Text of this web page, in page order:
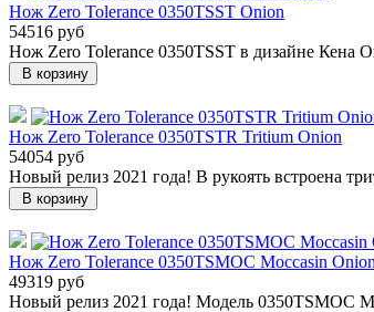
Нож Zero Tolerance 0350TSST Onion
54516 руб
Нож Zero Tolerance 0350TSST в дизайне Кена
В корзину
Нож Zero Tolerance 0350TSTR Tritium Onion
54054 руб
Новый релиз 2021 года! В рукоять встроена
В корзину
Нож Zero Tolerance 0350TSMOC Moccasin Onion
49319 руб
Новый релиз 2021 года! Модель 0350TSMOC